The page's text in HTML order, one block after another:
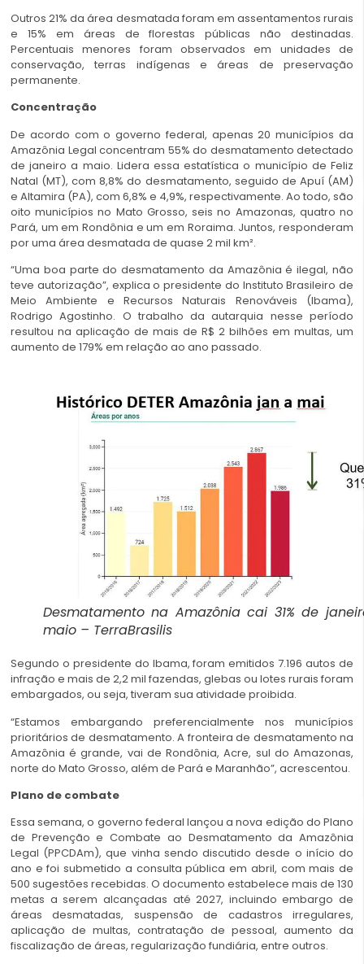
Outros 21% da área desmatada foram em assentamentos rurais
e 15% em áreas de florestas públicas não destinadas.
Percentuais menores foram observados em unidades de
conservação, terras indígenas e áreas de preservação
permanente.
Concentração
De acordo com o governo federal, apenas 20 municípios da
Amazônia Legal concentram 55% do desmatamento detectado
de janeiro a maio. Lidera essa estatística o município de Feliz
Natal (MT), com 8,8% do desmatamento, seguido de Apuí (AM)
e Altamira (PA), com 6,8% e 4,9%, respectivamente. Ao todo, são
oito municípios no Mato Grosso, seis no Amazonas, quatro no
Pará, um em Rondônia e um em Roraima. Juntos, responderam
por uma área desmatada de quase 2 mil km².
“Uma boa parte do desmatamento da Amazônia é ilegal, não
teve autorização”, explica o presidente do Instituto Brasileiro de
Meio Ambiente e Recursos Naturais Renováveis (Ibama),
Rodrigo Agostinho. O trabalho da autarquia nesse período
resultou na aplicação de mais de R$ 2 bilhões em multas, um
aumento de 179% em relação ao ano passado.
Desmatamento na Amazônia cai 31% de
maio – TerraBrasilis
Segundo o presidente do Ibama, foram emitidos 7.196 autos de
infração e mais de 2,2 mil fazendas, glebas ou lotes rurais foram
embargados, ou seja, tiveram sua atividade proibida.
“Estamos embargando preferencialmente nos municípios
prioritários de desmatamento. A fronteira de desmatamento na
Amazônia é grande, vai de Rondônia, Acre, sul do Amazonas,
norte do Mato Grosso, além de Pará e Maranhão”, acrescentou.
Plano de combate
Essa semana, o governo federal lançou a nova edição do Plano
de Prevenção e Combate ao Desmatamento da Amazônia
Legal (PPCDAm), que vinha sendo discutido desde o início do
ano e foi submetido a consulta pública em abril, com mais de
500 sugestões recebidas. O documento estabelece mais de 130
metas a serem alcançadas até 2027, incluindo embargo de
áreas desmatadas, suspensão de cadastros irregulares,
aplicação de multas, contratação de pessoal, aumento da
fiscalização de áreas, regularização fundiária, entre outros.